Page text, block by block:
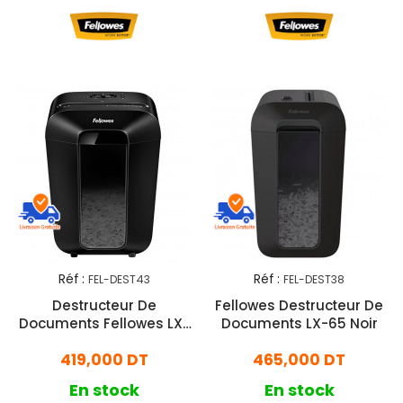
Réf : FEL-DEST43
Destructeur De
Documents Fellowes LX-
419,000 DT
En stock
Réf : FEL-DEST38
Fellowes Destructeur De
Documents LX-65 Noir
465,000 DT
En stock